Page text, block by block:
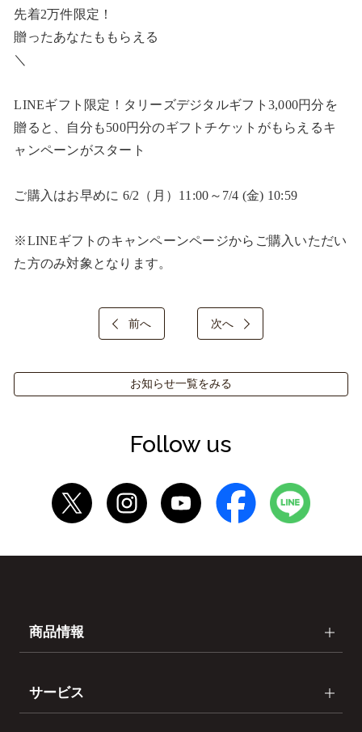
先着2万件限定！​
贈ったあなたももらえる ​
＼ ​
LINEギフト限定！タリーズデジタルギフト3,000円分を
贈ると、自分も500円分のギフトチケットがもらえるキ
ャンペーンがスタート​
ご購入はお早めに 6/2（月）11:00～7/4 (金) 10:59​
※LINEギフトのキャンペーンページからご購入いただい
た方のみ対象となります。​
前へ 次へ
お知らせ一覧をみる
Follow us
商品情報
サービス